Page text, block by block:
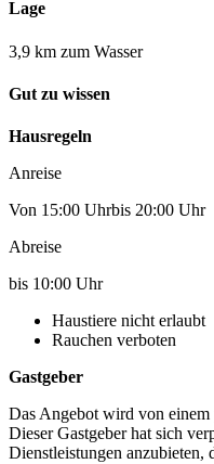
Lage
3,9 km zum Wasser
Gut zu wissen
Hausregeln
Anreise
Von 15:00 Uhrbis 20:00 Uhr
Abreise
bis 10:00 Uhr
Haustiere nicht erlaubt
Rauchen verboten
Gastgeber
Das Angebot wird von
Dieser Gastgeber hat sich
Dienstleistungen anzubieten,